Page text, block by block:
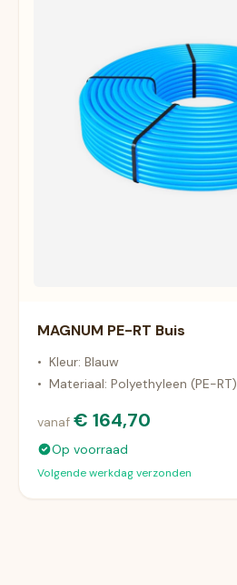
MAGNUM PE-RT Buis
• Kleur: Blauw
• Materiaal: Polyethyleen (PE-RT)
vanaf € 164,70
Op voorraad
Volgende werkdag verzonden